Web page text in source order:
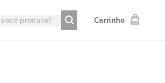
Carrinho